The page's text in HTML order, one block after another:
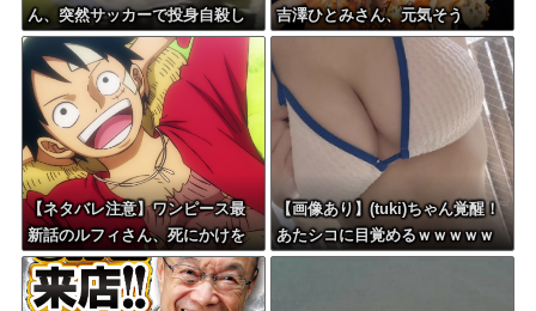
ん、突然サッカーで投身自殺し
てしまう
吉澤ひとみさん、元気そう
【ネタバレ注意】ワンピース最
新話のルフィさん、死にかけを
助けてもらったジジイに悪態を
吐いてしまう・・・
【画像あり】(tuki)ちゃん覚醒！
あたシコに目覚めるｗｗｗｗｗ
ｗｗｗ